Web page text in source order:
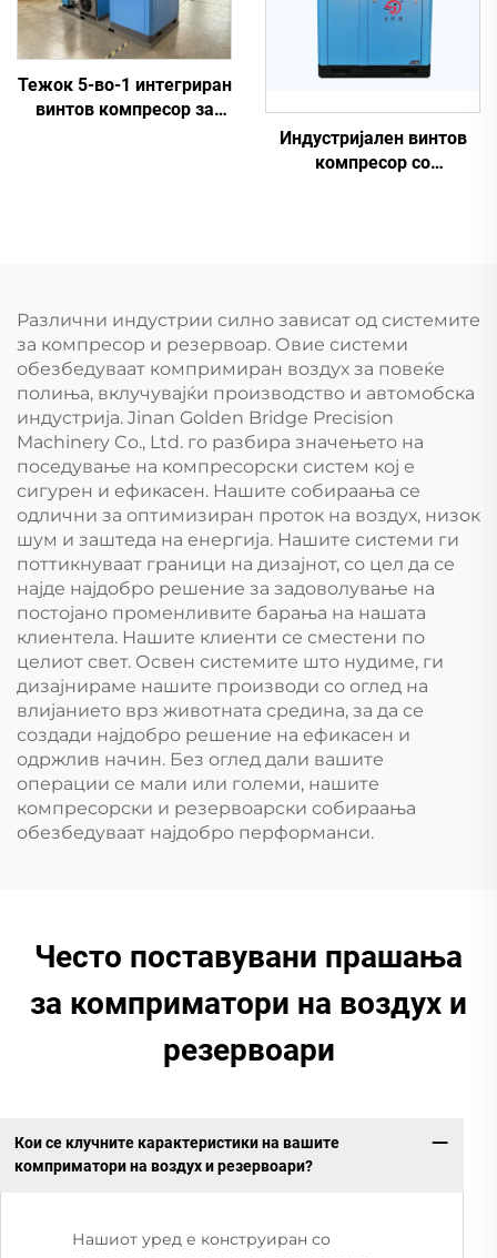
Тежок 5-во-1 интегриран
винтов компресор за
Индустријален винтов
компресор со
Различни индустрии силно зависат од системите
за компресор и резервоар. Овие системи
обезбедуваат компримиран воздух за повеќе
полиња, вклучувајќи производство и автомобска
индустрија. Jinan Golden Bridge Precision
Machinery Co., Ltd. го разбира значењето на
поседување на компресорски систем кој е
сигурен и ефикасен. Нашите собираања се
одлични за оптимизиран проток на воздух, низок
шум и заштеда на енергија. Нашите системи ги
поттикнуваат граници на дизајнот, со цел да се
најде најдобро решение за задоволување на
постојано променливите барања на нашата
клиентела. Нашите клиенти се сместени по
целиот свет. Освен системите што нудиме, ги
дизајнираме нашите производи со оглед на
влијанието врз животната средина, за да се
создади најдобро решение на ефикасен и
одржлив начин. Без оглед дали вашите
операции се мали или големи, нашите
компресорски и резервоарски собираања
обезбедуваат најдобро перформанси.
Често поставувани прашања
за комприматори на воздух и
резервоари
Кои се клучните карактеристики на вашите
комприматори на воздух и резервоари?
Нашиот уред е конструиран со